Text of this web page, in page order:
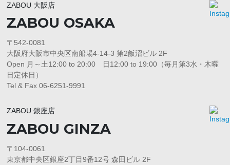
ZABOU 大阪店
ZABOU OSAKA
〒542-0081
大阪府大阪市中央区南船場4-14-3 第2飯沼ビル 2F
Open 月～土12:00 to 20:00 日12:00 to 19:00（毎月第3水・木曜
日定休日）
Tel & Fax 06-6251-9991
ZABOU 銀座店
ZABOU GINZA
〒104-0061
東京都中央区銀座2丁目9番12号 森田ビル 2F